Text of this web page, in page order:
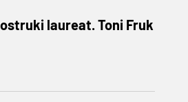
laureat. Toni Fruk